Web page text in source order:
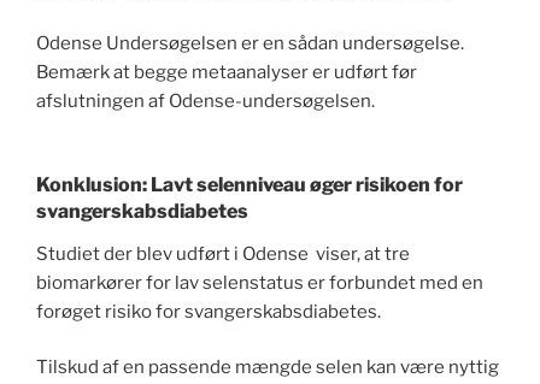
Odense Undersøgelsen er en sådan undersøgelse.
Bemærk at begge metaanalyser er udført før
afslutningen af Odense-undersøgelsen.
Konklusion: Lavt selenniveau øger risikoen for
svangerskabsdiabetes
Studiet der blev udført i Odense viser, at tre
biomarkører for lav selenstatus er forbundet med en
forøget risiko for svangerskabsdiabetes.
Tilskud af en passende mængde selen kan være nyttig